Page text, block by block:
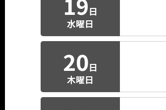
日
水曜日
20日
木曜日